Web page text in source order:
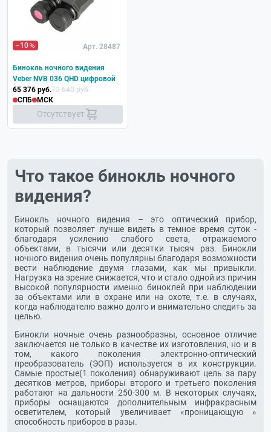
–10 Арт. 28487
Бинокль ночного видения
Veber NVB 036 QHD цифровой
65 376 руб.72 640 руб.
СПБ
МСК
Отсутствует
Что такое бинокль ночного
видения?
Бинокль ночного видения – это оптический прибор,
который позволяет лучше видеть в темное время суток -
благодаря усилению слабого света, отражаемого
объектами, в тысячи или десятки тысяч раз. Бинокли
ночного видения очень популярны благодаря возможности
вести наблюдение двумя глазами, как мы привыкли.
Нагрузка на зрение снижается, что и стало одной из причин
высокой популярности именно биноклей при наблюдении
за объектами или в охране или на охоте, т.е. в случаях,
когда наблюдателю важно долго и внимательно следить за
целью.
Бинокли ночные очень разнообразны, основное отличие
заключается не только в качестве их изготовления, но и в
том, какого поколения электронно-оптический
преобразователь (ЭОП) используется в их конструкции.
Самые простые(1 поколения) обнаруживают цель за пару
десятков метров, приборы второго и третьего поколения
работают на дальности 250-300 м. В некоторых случаях,
приборы оснащаются дополнительным инфракрасным
осветителем, который увеличивает «проницающую »
способность приборов в разы.